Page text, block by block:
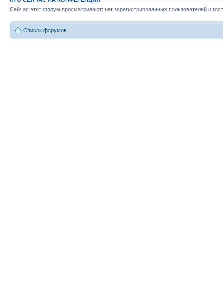
Сейчас этот форум просматривают: нет зарегистрированных пользователей и
Список форумов